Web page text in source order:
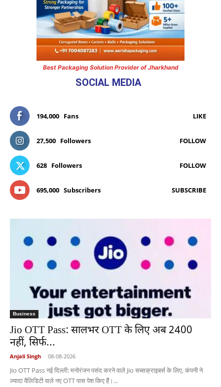
Best Packaging Solution Provider of Jharkhand
SOCIAL MEDIA
194,000 Fans LIKE
27,500 Followers FOLLOW
628 Followers FOLLOW
695,000 Subscribers SUBSCRIBE
Business
Jio OTT Pass: सालभर OTT के लिए अब 2400
नहीं, सिर्फ...
Anjali Singh - 08-08-2026
Jio OTT Pass नई दिल्ली: मनोरंजन पसंद करने वाले Jio सब्सक्राइबर्स के लिए, कंपनी ने
ज़्यादा वैलिडिटी वाले नए OTT पास पेश किए हैं।...